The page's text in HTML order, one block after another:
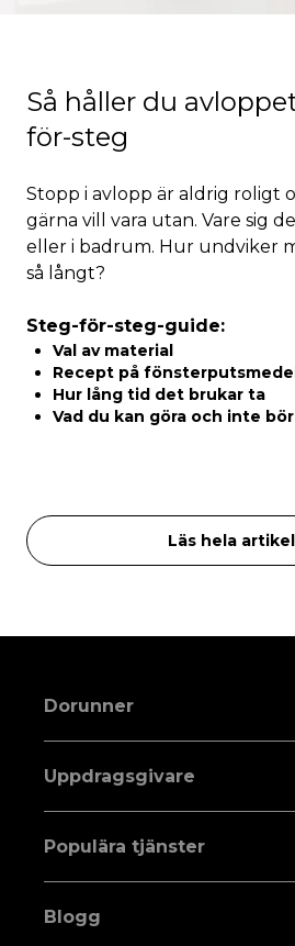
Så håller du
för-steg
Stopp i avlopp är aldrig roligt
gärna vill vara utan. Vare sig
eller i badrum. Hur undviker
så långt?
Steg-för-steg-guide:
Val av material
Recept på
Hur lång tid det brukar ta
Vad du kan göra och inte
Läs hela
Dorunner
Uppdragsgivare
Populära tjänster
Blogg